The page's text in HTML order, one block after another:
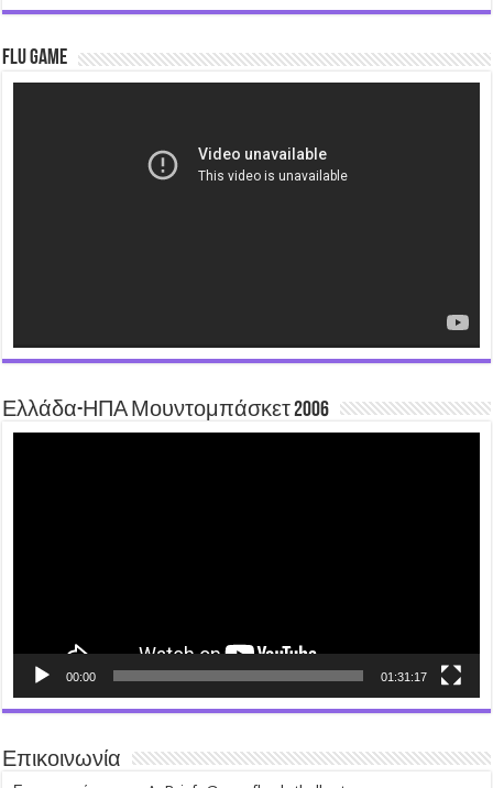
Flu Game
Ελλάδα-ΗΠΑ Μουντομπάσκετ 2006
00:00 01:31:17
Επικοινωνία